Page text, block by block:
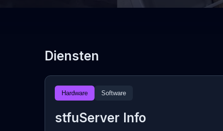
Diensten
Hardware Software
stfuServer Info